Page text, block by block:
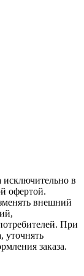
исключительно в
офертой.
внешний
При
уточнять
заказа.